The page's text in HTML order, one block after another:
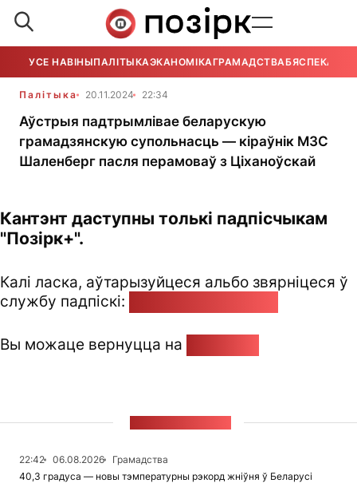
УСЕ НАВІНЫПАЛІТЫКАЭКАНОМІКАГРАМАДСТВАБЯСПЕКА
Палітыка 20.11.2024 22:34
Аўстрыя падтрымлівае беларускую
грамадзянскую супольнасць — кіраўнік МЗС
Шаленберг пасля перамоваў з Ціханоўскай
Кантэнт даступны толькі падпісчыкам
"Позірк+".
Калі ласка, аўтарызуйцеся альбо звярніцеся ў
службу падпіскі:
Вы можаце вернуцца на
22:42 06.08.2026
Грамадства
40,3 градуса — новы тэмпературны рэкорд жніўня ў Беларусі